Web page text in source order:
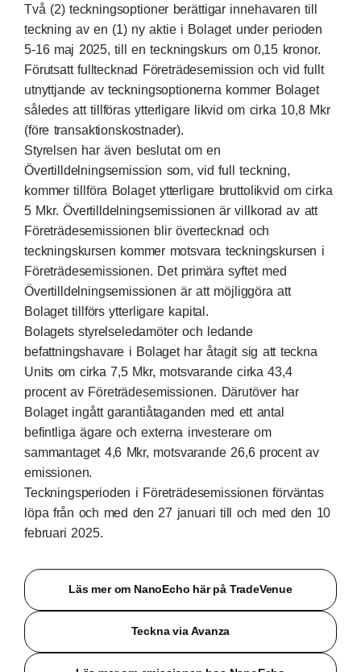
Två (2) teckningsoptioner berättigar innehavaren till
teckning av en (1) ny aktie i Bolaget under perioden
5-16 maj 2025, till en teckningskurs om 0,15 kronor.
Förutsatt fulltecknad Företrädesemission och vid fullt
utnyttjande av teckningsoptionerna kommer Bolaget
således att tillföras ytterligare likvid om cirka 10,8 Mkr
(före transaktionskostnader).
Styrelsen har även beslutat om en
Övertilldelningsemission som, vid full teckning,
kommer tillföra Bolaget ytterligare bruttolikvid om cirka
5 Mkr. Övertilldelningsemissionen är villkorad av att
Företrädesemissionen blir övertecknad och
teckningskursen kommer motsvara teckningskursen i
Företrädesemissionen. Det primära syftet med
Övertilldelningsemissionen är att möjliggöra att
Bolaget tillförs ytterligare kapital.
Bolagets styrelseledamöter och ledande
befattningshavare i Bolaget har åtagit sig att teckna
Units om cirka 7,5 Mkr, motsvarande cirka 43,4
procent av Företrädesemissionen. Därutöver har
Bolaget ingått garantiåtaganden med ett antal
befintliga ägare och externa investerare om
sammantaget 4,6 Mkr, motsvarande 26,6 procent av
emissionen.
Teckningsperioden i Företrädesemissionen förväntas
löpa från och med den 27 januari till och med den 10
februari 2025.
Läs mer om NanoEcho här på TradeVenue
Teckna via Avanza